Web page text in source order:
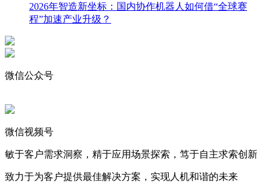
2026年智造新坐标：国内协作机器人如何借“全球赛
程”加速产业升级？
微信公众号
微信视频号
敏于客户需求洞察，精于应用场景探索，笃于自主求索创新
致力于为客户提供最佳解决方案，实现人机和谐的未来